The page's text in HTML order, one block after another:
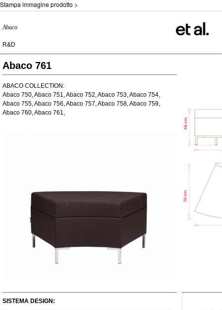
Stampa immagine prodotto >
Abaco
R&D
Abaco 761
ABACO COLLECTION:
Abaco 750, Abaco 751, Abaco 752, Abaco 753, Abaco 754,
Abaco 755, Abaco 756, Abaco 757, Abaco 758, Abaco 759,
Abaco 760, Abaco 761,
SISTEMA DESIGN: